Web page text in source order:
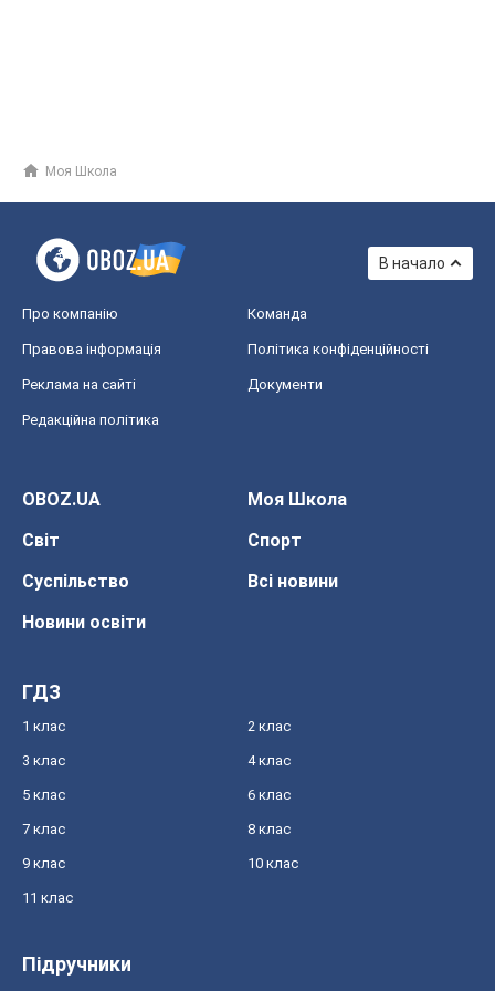
Моя Школа
В начало
Про компанію Команда
Правова інформація Політика конфіденційності
Реклама на сайті Документи
Редакційна політика
OBOZ.UA
Моя Школа
Світ
Спорт
Суспільство
Всі новини
Новини освіти
ГДЗ
1 клас 2 клас
3 клас 4 клас
5 клас 6 клас
7 клас 8 клас
9 клас 10 клас
11 клас
Підручники